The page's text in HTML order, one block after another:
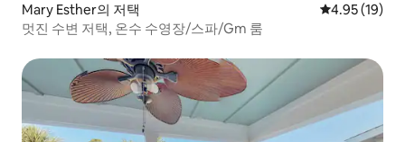
Mary Esther의 저택 평점 4.95점
4.95 (19)
멋진 수변 저택, 온수 수영장/스파/Gm 룸